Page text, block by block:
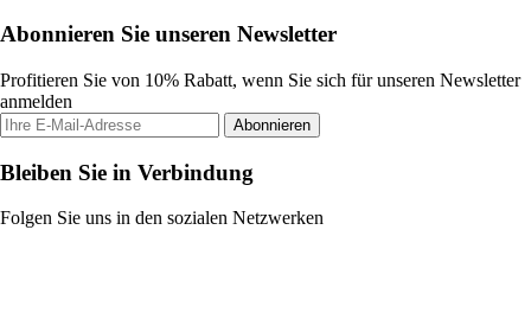
Abonnieren Sie unseren Newsletter
Profitieren Sie von 10% Rabatt, wenn Sie sich für unseren Newsletter
anmelden
Abonnieren
Bleiben Sie in Verbindung
Folgen Sie uns in den sozialen Netzwerken